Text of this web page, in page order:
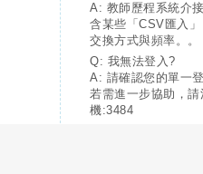
A: 教師歷程系統介
含某些「CSV匯入
交換方式與頻率。。
Q: 我無法登入?
A: 請確認您的單一
若需進一步協助，
機:3484